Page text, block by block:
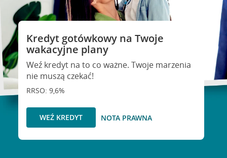
Kredyt gotówkowy na Twoje
wakacyjne plany
Weź kredyt na to co ważne. Twoje marzenia
nie muszą czekać!
RRSO: 9,6%
WEŹ KREDYT NOTA PRAWNA